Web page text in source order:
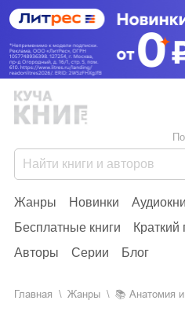
Жанры Новинки
Бесплатные книги
Краткий
Авторы
Серии Блог
Главная Жанры Анатомия